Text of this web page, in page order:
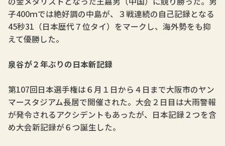
子400ｍでは絶好調の中島が、３戦連続の自己記録となる
45秒31（日本歴代７位タイ）をマークし、海外勢をも抑
えて優勝した。
泉谷が２年ぶりの日本新記録
第107回日本選手権は６月１日から４日まで大阪市のヤン
マースタジアム長居で開催された。大会２日目は大雨警報
が発令されるアクシデントもあったが、日本記録２つを含
め大会新記録が６つ誕生した。